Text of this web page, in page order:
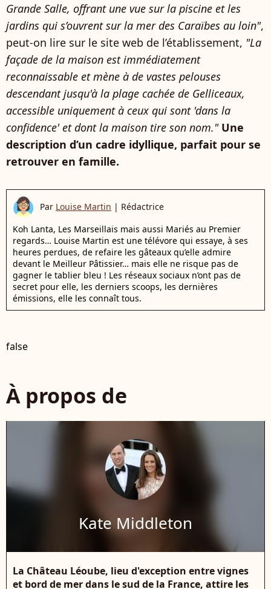
Grande Salle, offrant une vue sur la piscine et les
jardins qui s’ouvrent sur la mer des Caraïbes au loin",
peut-on lire sur le site web de l’établissement, "La
façade de la maison est immédiatement
reconnaissable et mène à de vastes pelouses
descendant jusqu'à la plage cachée de Gelliceaux,
accessible uniquement à ceux qui sont 'dans la
confidence' et dont la maison tire son nom." Une
description d’un cadre idyllique, parfait pour se
retrouver en famille.
Par Louise Martin | Rédactrice
Koh Lanta, Les Marseillais mais aussi Mariés au Premier
regards… Louise Martin est une télévore qui essaye, à ses
heures perdues, de refaire les gâteaux qu’elle admire
devant le Meilleur Pâtissier… mais elle ne risque pas de
gagner le tablier bleu ! Les réseaux sociaux n’ont pas de
secret pour elle, les derniers scoops, les dernières
émissions, elle les connaît tous.
false
À propos de
Kate Middleton
La Château Léoube, lieu d'exception entre vignes
et bord de mer dans le sud de la France, attire les